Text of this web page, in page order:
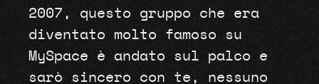
2007, questo gruppo che era
diventato molto famoso su
MySpace è andato sul palco e
sarò sincero con te, nessuno